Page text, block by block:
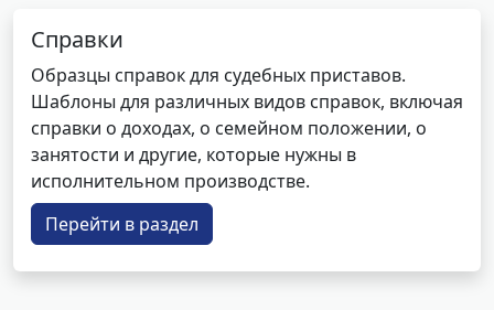
Справки
Образцы справок для судебных приставов.
Шаблоны для различных видов справок, включая
справки о доходах, о семейном положении, о
занятости и другие, которые нужны в
исполнительном производстве.
Перейти в раздел